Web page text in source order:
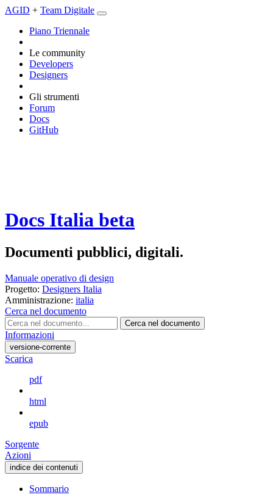
AGID + Team Digitale
Piano Triennale
Le community
Developers
Designers
Gli strumenti
Forum
Docs
GitHub
Docs Italia beta
Documenti pubblici, digitali.
Manuale operativo di design
Progetto: Designers Italia
Amministrazione: italia
Cerca nel documento
Cerca nel documento
Informazioni
versione-corrente
Scarica
pdf
html
epub
Sorgente
Azioni
indice dei contenuti
Sommario